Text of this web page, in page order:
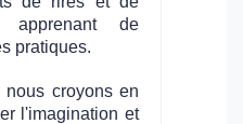
apprenant de
pratiques.
nous croyons en
l'imagination et